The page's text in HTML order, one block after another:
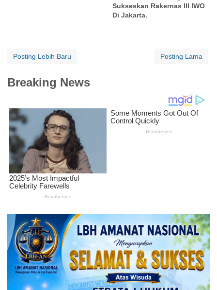
Sukseskan Rakernas III IWO
Di Jakarta.
Posting Lebih Baru Posting Lama
Breaking News